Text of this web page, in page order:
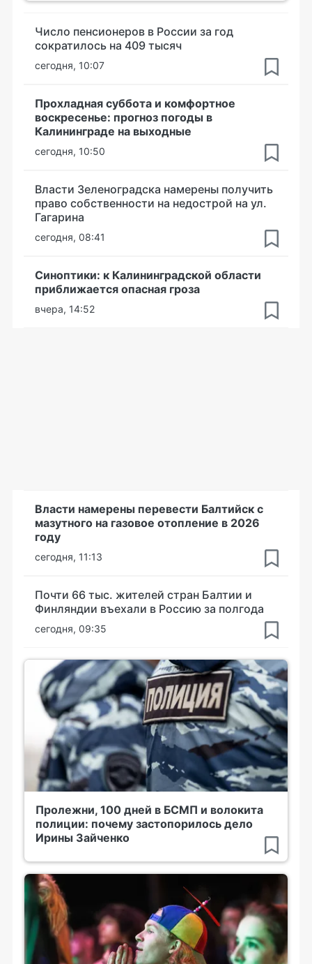
Число пенсионеров в России за год
сократилось на 409 тысяч
сегодня, 10:07
Прохладная суббота и комфортное
воскресенье: прогноз погоды в
Калининграде на выходные
сегодня, 10:50
Власти Зеленоградска намерены получить
право собственности на недострой на ул.
Гагарина
сегодня, 08:41
Синоптики: к Калининградской области
приближается опасная гроза
вчера, 14:52
Власти намерены перевести Балтийск с
мазутного на газовое отопление в 2026
году
сегодня, 11:13
Почти 66 тыс. жителей стран Балтии и
Финляндии въехали в Россию за полгода
сегодня, 09:35
Пролежни, 100 дней в БСМП и волокита
полиции: почему застопорилось дело
Ирины Зайченко